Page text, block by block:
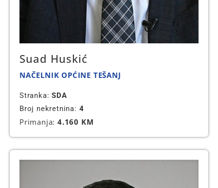
Suad Huskić
NAČELNIK OPĆINE TEŠANJ
Stranka:SDA
Broj nekretnina: 4
Primanja: 4.160 KM